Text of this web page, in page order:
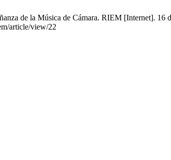
de la Música de Cámara. RIEM [Internet]. 16
article/view/22